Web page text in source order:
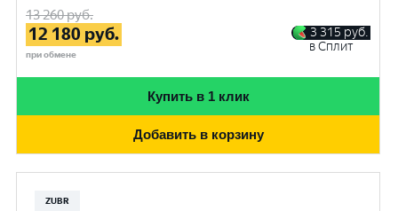
13 260руб.
12 180 руб.
при обмене
3 315 руб.
в Сплит
Купить в 1 клик
Добавить в корзину
ZUBR